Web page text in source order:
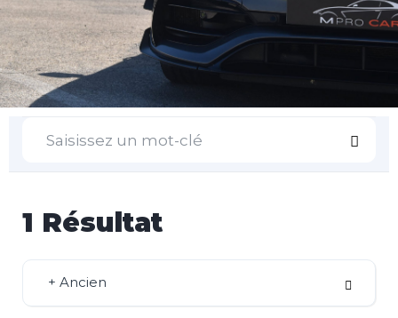
1 Résultat
+ Ancien